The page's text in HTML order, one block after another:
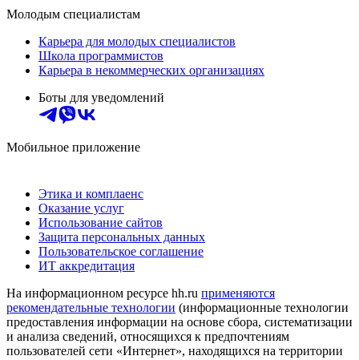
Молодым специалистам
Карьера для молодых специалистов
Школа программистов
Карьера в некоммерческих организациях
Боты для уведомлений
Мобильное приложение
Этика и комплаенс
Оказание услуг
Использование сайтов
Защита персональных данных
Пользовательское соглашение
ИТ аккредитация
На информационном ресурсе hh.ru применяются
рекомендательные технологии (информационные технологии
предоставления информации на основе сбора, систематизации
и анализа сведений, относящихся к предпочтениям
пользователей сети «Интернет», находящихся на территории